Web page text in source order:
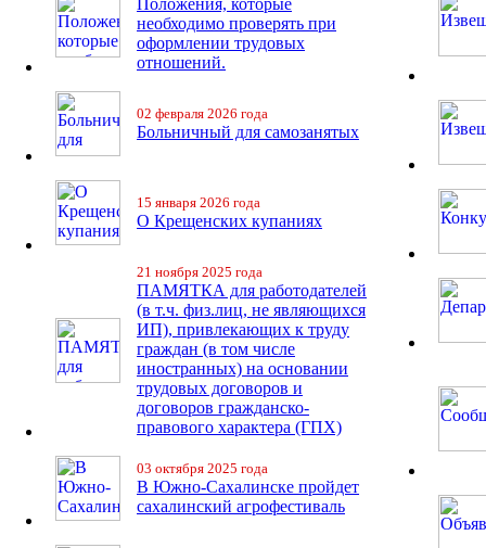
Положения, которые
необходимо проверять при
оформлении трудовых
отношений.
02 февраля 2026 года
Больничный для самозанятых
15 января 2026 года
О Крещенских купаниях
21 ноября 2025 года
ПАМЯТКА для работодателей
(в т.ч. физ.лиц, не являющихся
ИП), привлекающих к труду
граждан (в том числе
иностранных) на основании
трудовых договоров и
договоров гражданско-
правового характера (ГПХ)
03 октября 2025 года
В Южно-Сахалинске пройдет
сахалинский агрофестиваль